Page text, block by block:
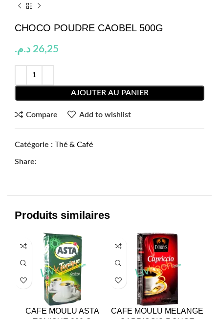
CHOCO POUDRE CAOBEL 500G
26,25 د.م.
AJOUTER AU PANIER
Compare Add to wishlist
Catégorie : Thé & Café
Share:
Produits similaires
CAFE MOULU ASTA
CAFE MOULU MELANGE